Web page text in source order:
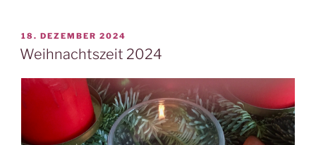
VERÖFFENTLICHT
AM
18. DEZEMBER 2024
Weihnachtszeit 2024